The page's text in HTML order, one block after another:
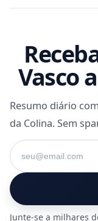
Vasco
Resumo diário
da Colina. Sem
Seu e-mail